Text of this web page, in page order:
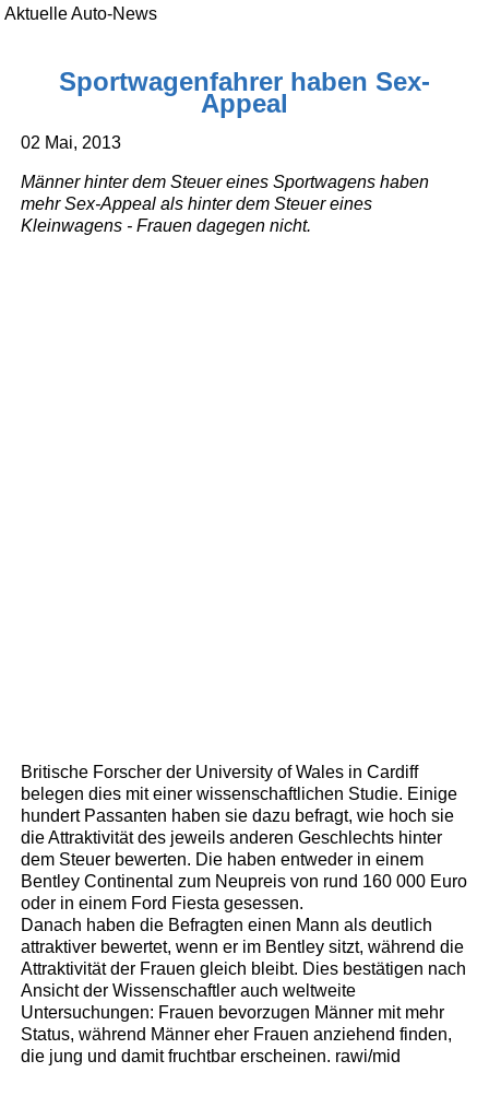
Aktuelle Auto-News
Sportwagenfahrer haben Sex-
Appeal
02 Mai, 2013
Männer hinter dem Steuer eines Sportwagens haben
mehr Sex-Appeal als hinter dem Steuer eines
Kleinwagens - Frauen dagegen nicht.
Britische Forscher der University of Wales in Cardiff
belegen dies mit einer wissenschaftlichen Studie. Einige
hundert Passanten haben sie dazu befragt, wie hoch sie
die Attraktivität des jeweils anderen Geschlechts hinter
dem Steuer bewerten. Die haben entweder in einem
Bentley Continental zum Neupreis von rund 160 000 Euro
oder in einem Ford Fiesta gesessen.
Danach haben die Befragten einen Mann als deutlich
attraktiver bewertet, wenn er im Bentley sitzt, während die
Attraktivität der Frauen gleich bleibt. Dies bestätigen nach
Ansicht der Wissenschaftler auch weltweite
Untersuchungen: Frauen bevorzugen Männer mit mehr
Status, während Männer eher Frauen anziehend finden,
die jung und damit fruchtbar erscheinen. rawi/mid